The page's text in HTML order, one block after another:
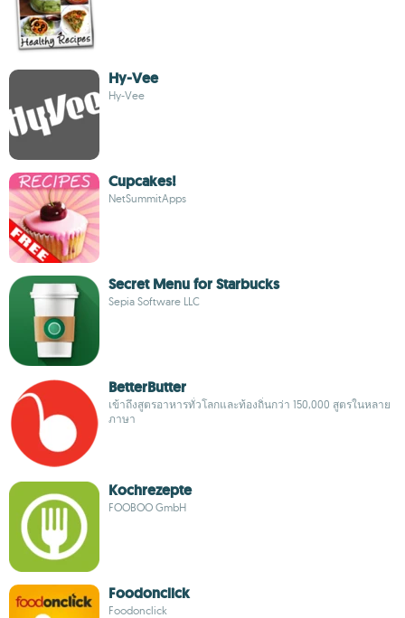
Hy-Vee
Hy-Vee
Cupcakes!
NetSummitApps
Secret Menu for Starbucks
Sepia Software LLC
BetterButter
เข้าถึงสูตรอาหารทั่วโลกและท้องถิ่นกว่า 150,000 สูตรในหลาย
ภาษา
Kochrezepte
FOOBOO GmbH
Foodonclick
Foodonclick